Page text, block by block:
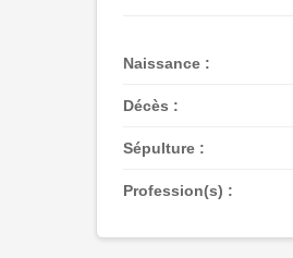
Naissance :
Décès :
Sépulture :
Profession(s) :